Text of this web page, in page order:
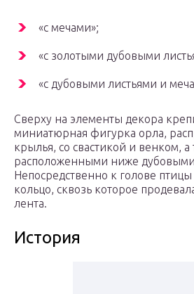
«с мечами»;
«с золотыми дубовыми
«с дубовыми листьями и
Сверху на элементы декора
миниатюрная фигурка орла,
крылья, со свастикой и венком, а
расположенными ниже дубовыми
Непосредственно к голове
кольцо, сквозь которое
лента.
История